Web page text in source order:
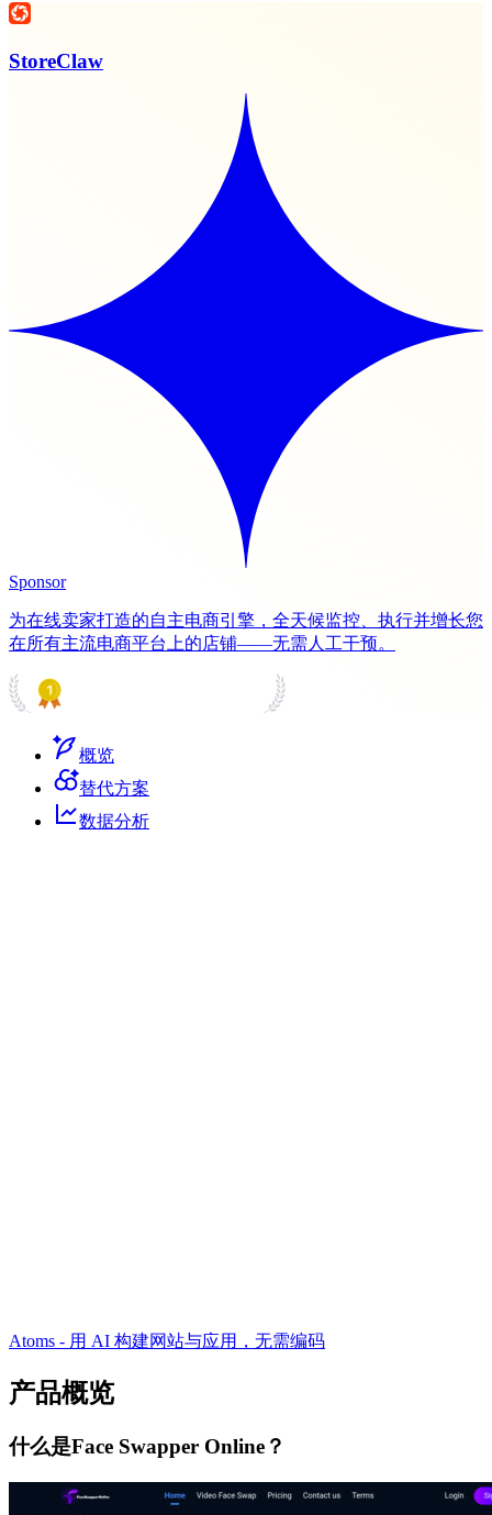
StoreClaw
Sponsor
为在线卖家打造的自主电商引擎，全天候监控、执行并增长您
在所有主流电商平台上的店铺——无需人工干预。
概览
替代方案
数据分析
Atoms - 用 AI 构建网站与应用，无需编码
产品概览
什么是Face Swapper Online？